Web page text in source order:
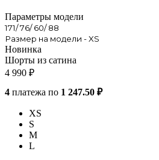
Параметры модели
171/ 76/ 60/ 88
Размер на модели - XS
Новинка
Шорты из сатина
4 990 ₽
4 платежа по 1 247.50 ₽
XS
S
M
L